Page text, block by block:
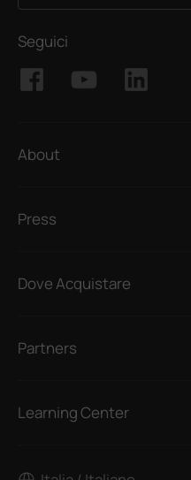
Seguici
About
Press
Dove Acquistare
Partners
Learning Center